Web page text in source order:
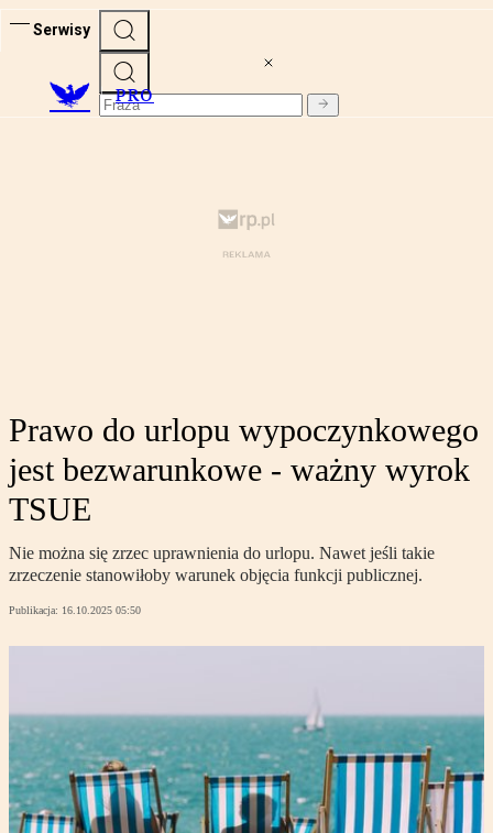
Serwisy
PRO
Prawo do urlopu wypoczynkowego
jest bezwarunkowe - ważny wyrok
TSUE
Nie można się zrzec uprawnienia do urlopu. Nawet jeśli takie
zrzeczenie stanowiłoby warunek objęcia funkcji publicznej.
Publikacja: 16.10.2025 05:50